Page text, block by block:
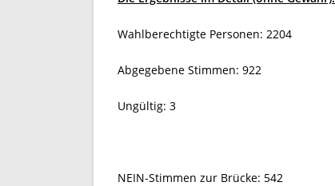
Wahlberechtigte Personen: 2204
Abgegebene Stimmen: 922
Ungültig: 3
NEIN-Stimmen zur Brücke: 542